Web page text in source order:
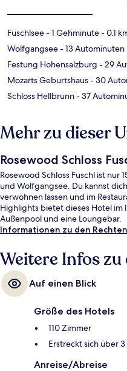
Fuschlsee- 1 Gehminute- 0.1
Wolfgangsee- 13 Autominuten
Festung Hohensalzburg - 29
Mozarts Geburtshaus- 30
Schloss Hellbrunn- 37
Mehr zu dieser
Rosewood Schloss
Rosewood Schloss Fuschl ist
und Wolfgangsee. Du kannst
verwöhnen lassen und im
Highlights bietet dieses Hotel im
Außenpool und eine Loungebar.
Informationen zu den
Weitere Infos
Auf einen Blick
Größe des Hotels
110 Zimmer
Erstreckt sich über
Anreise/Abreise